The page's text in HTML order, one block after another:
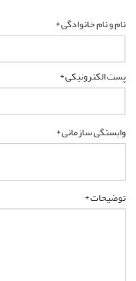
نام و نام خانوادگی *
پست الکترونیکی *
وابستگی سازمانی *
توضیحات *